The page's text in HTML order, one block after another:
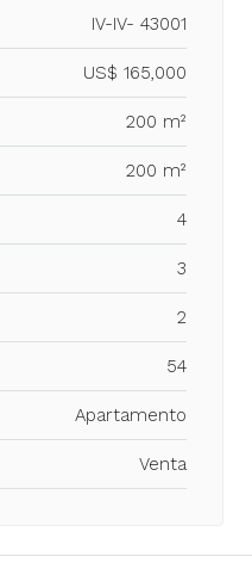
IV-IV- 43001
US$ 165,000
200 m²
200 m²
4
3
2
54
Apartamento
Venta